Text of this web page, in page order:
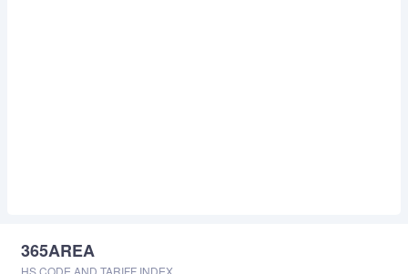
365AREA
HS CODE AND TARIFF INDEX